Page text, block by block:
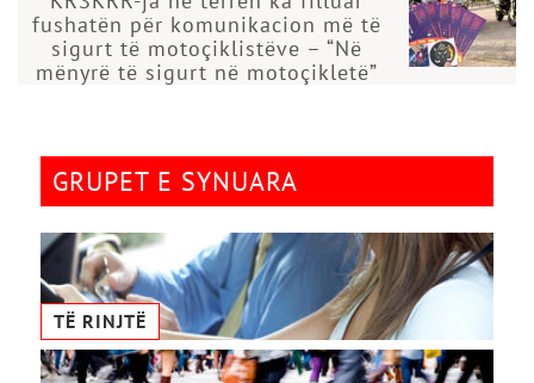
fushatën për komunikacion më të
sigurt të motoçiklistëve – “Në
mënyrë të sigurt në motoçikletë”
GRUPET E SYNUARA
TË RINJTË